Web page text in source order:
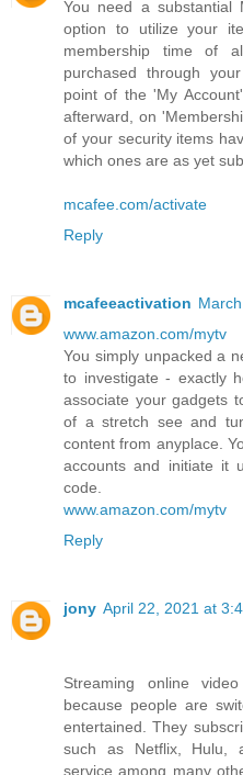
You need a substantial
option to utilize your
membership time of
purchased through
point of the 'My
afterward, on
of your security items
which ones are as yet
mcafee.com/activate
Reply
mcafeeactivation
www.amazon.com/mytv
You simply unpacked a
to investigate - exactly
associate your gadgets
of a stretch see and
content from anyplace.
accounts and initiate it
code.
www.amazon.com/mytv
Reply
jony April 22, 2021 at
Streaming online
because people are
entertained. They
such as Netflix, Hulu,
service among many